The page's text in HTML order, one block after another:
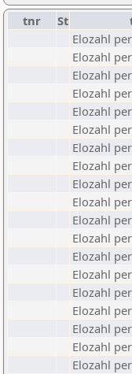
tnr St
Elozahl
Elozahl
Elozahl
Elozahl
Elozahl
Elozahl
Elozahl
Elozahl
Elozahl
Elozahl
Elozahl
Elozahl
Elozahl
Elozahl
Elozahl
Elozahl
Elozahl
Elozahl
Elozahl